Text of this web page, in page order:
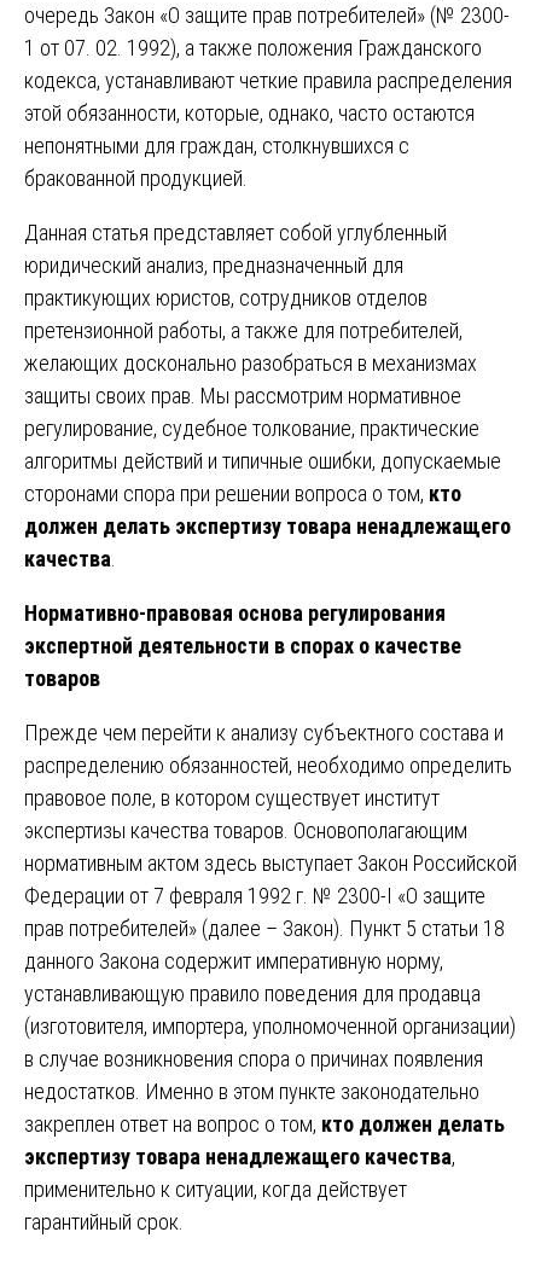
очередь Закон «О защите прав потребителей» (№ 2300-
1 от 07. 02. 1992), а также положения Гражданского
кодекса, устанавливают четкие правила распределения
этой обязанности, которые, однако, часто остаются
непонятными для граждан, столкнувшихся с
бракованной продукцией.
Данная статья представляет собой углубленный
юридический анализ, предназначенный для
практикующих юристов, сотрудников отделов
претензионной работы, а также для потребителей,
желающих досконально разобраться в механизмах
защиты своих прав. Мы рассмотрим нормативное
регулирование, судебное толкование, практические
алгоритмы действий и типичные ошибки, допускаемые
сторонами спора при решении вопроса о том, кто
должен делать экспертизу товара ненадлежащего
качества
Нормативно-правовая основа регулирования
экспертной деятельности в спорах о качестве
товаров
Прежде чем перейти к анализу субъектного состава и
распределению обязанностей, необходимо определить
правовое поле, в котором существует институт
экспертизы качества товаров. Основополагающим
нормативным актом здесь выступает Закон Российской
Федерации от 7 февраля 1992 г. № 2300-I «О защите
прав потребителей» (далее – Закон). Пункт 5 статьи 18
данного Закона содержит императивную норму,
устанавливающую правило поведения для продавца
(изготовителя, импортера, уполномоченной организации)
в случае возникновения спора о причинах появления
недостатков. Именно в этом пункте законодательно
закреплен ответ на вопрос о том, кто должен делать
экспертизу товара ненадлежащего качества,
применительно к ситуации, когда действует
гарантийный срок.